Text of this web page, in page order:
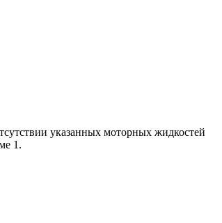
указанных моторных жидкостей
1.